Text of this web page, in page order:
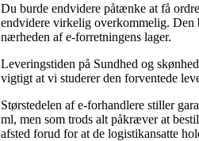
Du burde endvidere påtænke at få
endvidere virkelig overkommelig. Den
nærheden af e-forretningens lager.
Leveringstiden på Sundhed og
vigtigt at vi studerer den forventede
Størstedelen af e-forhandlere stiller
ml, men som trods alt påkræver at
afsted forud for at de logistikansatte